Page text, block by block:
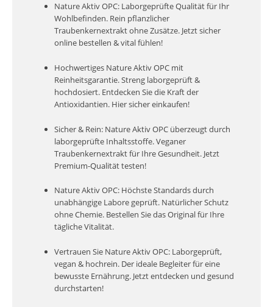
Nature Aktiv OPC: Laborgeprüfte Qualität für Ihr
Wohlbefinden. Rein pflanzlicher
Traubenkernextrakt ohne Zusätze. Jetzt sicher
online bestellen & vital fühlen!
Hochwertiges Nature Aktiv OPC mit
Reinheitsgarantie. Streng laborgeprüft &
hochdosiert. Entdecken Sie die Kraft der
Antioxidantien. Hier sicher einkaufen!
Sicher & Rein: Nature Aktiv OPC überzeugt durch
laborgeprüfte Inhaltsstoffe. Veganer
Traubenkernextrakt für Ihre Gesundheit. Jetzt
Premium-Qualität testen!
Nature Aktiv OPC: Höchste Standards durch
unabhängige Labore geprüft. Natürlicher Schutz
ohne Chemie. Bestellen Sie das Original für Ihre
tägliche Vitalität.
Vertrauen Sie Nature Aktiv OPC: Laborgeprüft,
vegan & hochrein. Der ideale Begleiter für eine
bewusste Ernährung. Jetzt entdecken und gesund
durchstarten!